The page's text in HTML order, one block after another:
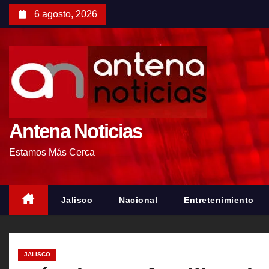
6 agosto, 2026
Antena Noticias
Estamos Más Cerca
Jalisco Nacional Entretenimiento
JALISCO